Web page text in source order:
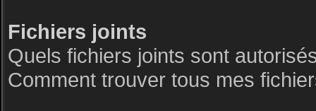
Fichiers joints
Quels fichiers joints sont
Comment trouver tous mes